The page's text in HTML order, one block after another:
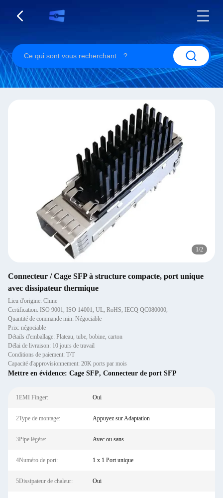
1/2
Connecteur / Cage SFP à structure compacte, port unique
avec dissipateur thermique
Lieu d'origine: Chine
Certification: ISO 9001, ISO 14001, UL, RoHS, IECQ QC080000,
Quantité de commande min: Négociable
Prix: négociable
Détails d'emballage: Plateau, tube, bobine, carton
Délai de livraison: 10 jours de travail
Conditions de paiement: T/T
Capacité d'approvisionnement: 20K ports par mois
Mettre en évidence: Cage SFP, Connecteur de port SFP
1EMI Finger: Oui
2Type de montage: Appuyez sur Adaptation
3Pipe légère: Avec ou sans
4Numéro de port: 1 x 1 Port unique
5Dissipateur de chaleur: Oui